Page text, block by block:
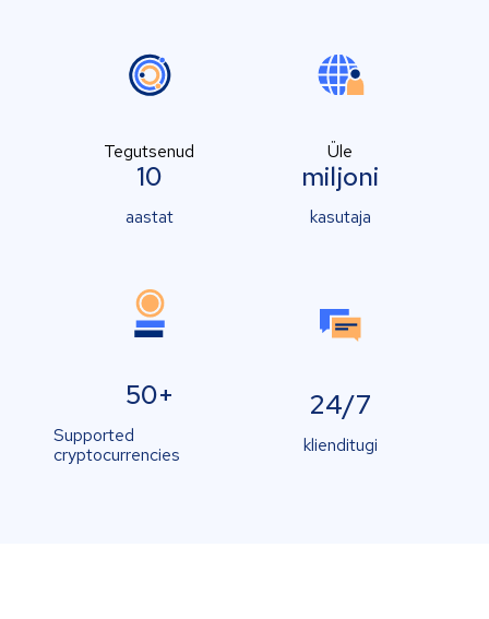
Tegutsenud
10
aastat
Üle
miljoni
kasutaja
50+
Supported
cryptocurrencies
24/7
klienditugi